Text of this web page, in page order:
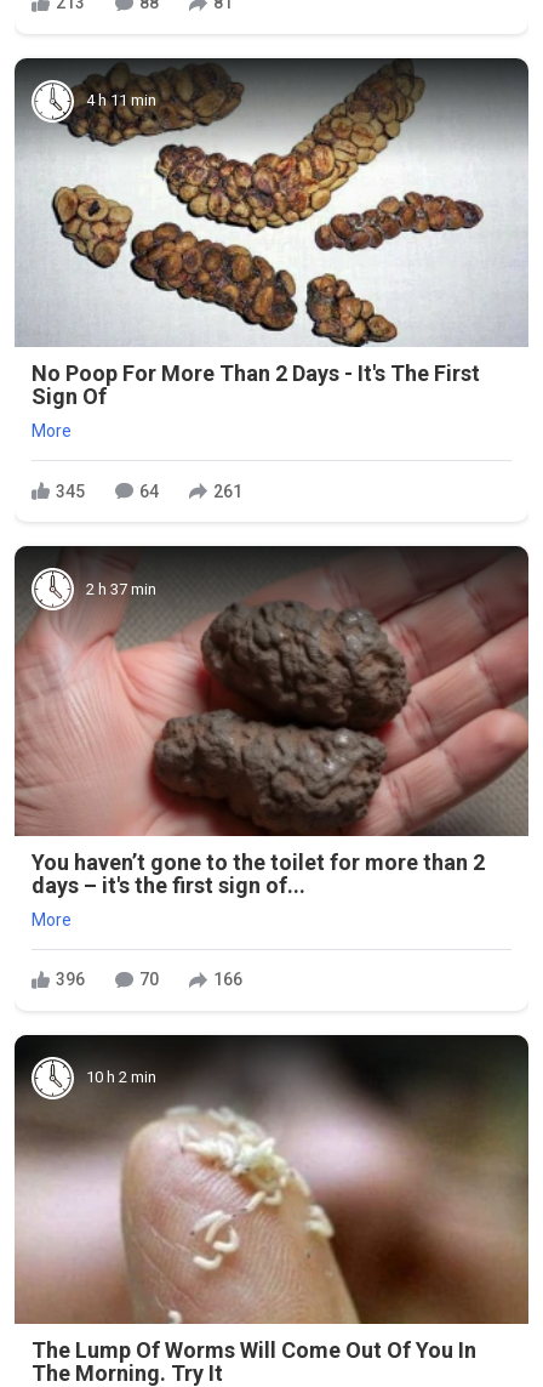
4 h 11 min
No Poop For More Than 2 Days - It's The First
Sign Of
More
345 64 261
2 h 37 min
You haven’t gone to the toilet for more than 2
days – it's the first sign of...
More
396 70 166
10 h 2 min
The Lump Of Worms Will Come Out Of You In
The Morning. Try It